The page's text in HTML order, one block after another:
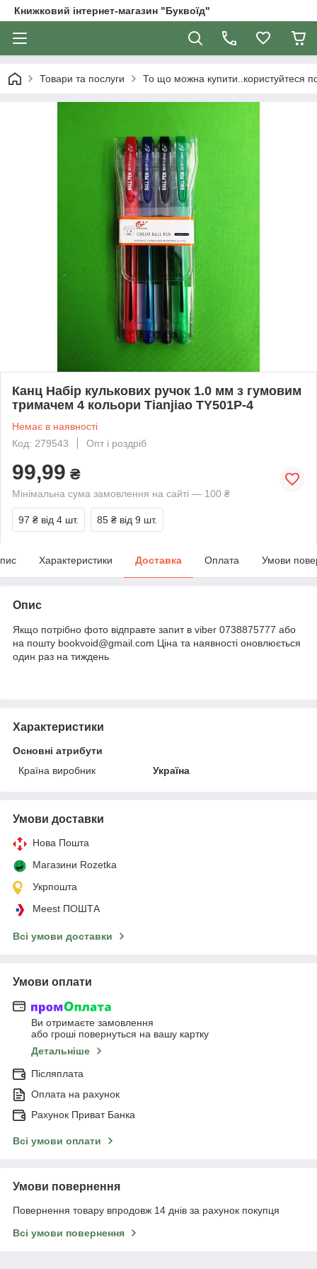
Книжковий інтернет-магазин "Буквоїд"
Товари та послуги То що можна купити..користуйтеся
Канц Набір кулькових ручок 1.0 мм з гумовим
тримачем 4 кольори Tianjiao TY501P-4
Немає в наявності
Код: 279543
Опт і роздріб
99,99 ₴
Мінімальна сума замовлення на сайті — 100 ₴
97 ₴ від 4 шт. 85 ₴ від 9 шт.
Характеристики Доставка Оплата Умови
Опис
Якщо потрібно фото відправте запит в viber 0738875777 або
на пошту bookvoid@gmail.com Ціна та наявності оновлюється
один раз на тиждень
Характеристики
Основні атрибути
Країна виробник
Україна
Умови доставки
Нова Пошта
Магазини Rozetka
Укрпошта
Meest ПОШТА
Всі умови доставки
Умови оплати
Ви отримаєте замовлення
або гроші повернуться на вашу картку
Детальніше
Післяплата
Оплата на рахунок
Рахунок Приват Банка
Всі умови оплати
Умови повернення
Повернення товару впродовж 14 днів за рахунок покупця
Всі умови повернення